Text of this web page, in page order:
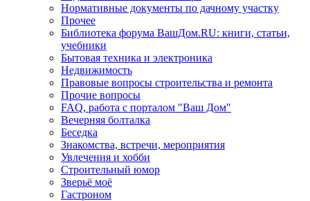
Нормативные документы по дачному участку
Прочее
Библиотека форума ВашДом.RU: книги, статьи,
учебники
Бытовая техника и электроника
Недвижимость
Правовые вопросы строительства и ремонта
Прочие вопросы
FAQ, работа с порталом "Ваш Дом"
Вечерняя болталка
Беседка
Знакомства, встречи, мероприятия
Увлечения и хобби
Строительный юмор
Зверьё моё
Гастроном